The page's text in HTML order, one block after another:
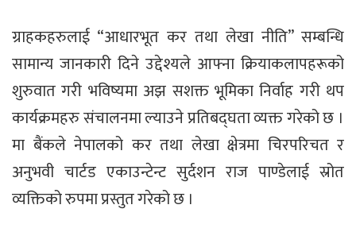
ग्राहकहरुलाई “आधारभूत कर तथा लेखा नीति” सम्बन्धि
सामान्य जानकारी दिने उद्देश्यले आफ्ना क्रियाकलापहरूको
शुरुवात गरी भविष्यमा अझ सशक्त भूमिका निर्वाह गरी थप
कार्यक्रमहरु संचालनमा ल्याउने प्रतिबद्घता व्यक्त गरेको छ ।
मा बैंकले नेपालको कर तथा लेखा क्षेत्रमा चिरपरिचत र
अनुभवी चार्टड एकाउन्टेन्ट सुर्दशन राज पाण्डेलाई स्रोत
व्यक्तिको रुपमा प्रस्तुत गरेको छ ।